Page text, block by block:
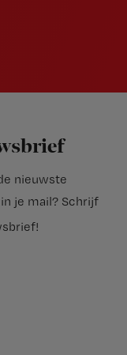
nieuwste
je mail? Schrijf
!